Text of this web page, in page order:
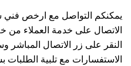
يمكنكم التواصل مع ارخص فني
الاتصال على خدمة العملاء من
النقر على زر الاتصال المباشر
الاستفسارات مع تلبية الطلبات